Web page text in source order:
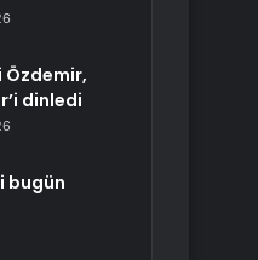
Özdemir,
dinledi
bugün